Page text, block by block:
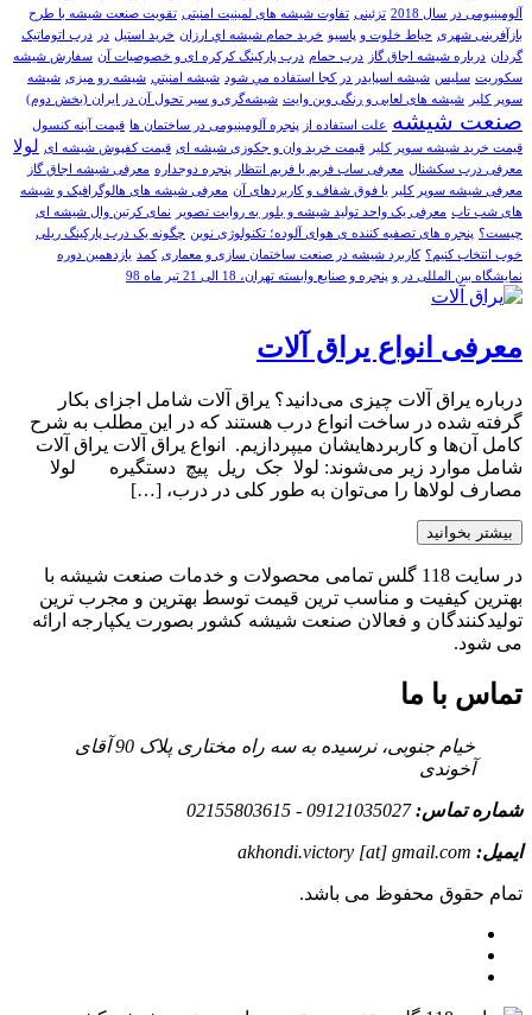
آلومینیومی در سال 2018
تزئینی تفاوت شیشه های لمینیت امنیتی تقویت صنعت شیشه با طرح
بازآفرینی شهری حیاط خلوت و پاسیو خريد حمام شيشه اي ارزان خرید استیل در
درب اتوماتیک
گردان درباره شیشه اجاق گاز درب حمام درب پارکینگ کرکره ای و خصوصیات آن سفارش شیشه
سکوریت سلیس شيشه اسپايدر در کجا استفاده مي شود شيشه امنيتي شیشه رو میزی شیشه
سوپر کلیر
شیشه های لعابی و رنگی وین وایت شیشه‌گری و سیر تحول آن در ایران (بخش دوم)
صنعت شيشه علت استفاده از پنجره آلومینیومی در ساختمان ها قیمت آینه کنسول
قیمت خرید شیشه سوپر کلیر
قیمت خرید وان و جکوزی شیشه ای قیمت کفپوش شیشه ای لولا
معرفی درب سکشنال معرفی ساب فریم یا فریم انتظار پنجره دوجداره معرفی شیشه اجاق گاز
معرفی شیشه سوپر کلیر یا فوق شفاف و کاربردهای آن معرفی شیشه های هالوگرافیک و شیشه
های شب تاب معرفی یک واحد تولید شیشه و بلور به روایت تصویر
نمای کرتین وال شیشه ای
چیست؟ پنجره های تصفیه کننده ی هوای آلوده؛ تکنولوژی نوین چگونه یک درب پارکینگ ریلی
خوب انتخاب کنیم؟ کاربرد شیشه در صنعت ساختمان سازی و معماری کمد
یازدهمین دوره
نمایشگاه بین المللی در و پنجره و صنایع وابسته تهران، 18 الی 21 تیر ماه 98
معرفی انواع یراق آلات
درباره یراق آلات چیزی می‌دانید؟ یراق آلات شامل اجزای بکار
گرفته شده در ساخت انواع درب هستند که در این مطلب به شرح
کامل آن‌ها و کاربردهایشان می‎پردازیم. انواع یراق آلات یراق آلات
شامل موارد زیر می‌شوند: لولا جک ریل پیچ دستگیره لولا
مصارف لولا‌ها را می‌توان به طور کلی در درب، […]
بیشتر بخوانید
در سایت 118 گلس تمامی محصولات و خدمات صنعت شیشه با
بهترین کیفیت و مناسب ترین قیمت توسط بهترین و مجرب ترین
تولیدکنندگان و فعالان صنعت شیشه کشور بصورت یکپارجه ارائه
می شود.
تماس با ما
خیام جنوبی، نرسیده به سه راه مختاری پلاک 90 آقای
آخوندی
شماره تماس:09121035027 - 02155803615
ایمیل: akhondi.victory [at] gmail.com
تمام حقوق محفوظ می باشد.